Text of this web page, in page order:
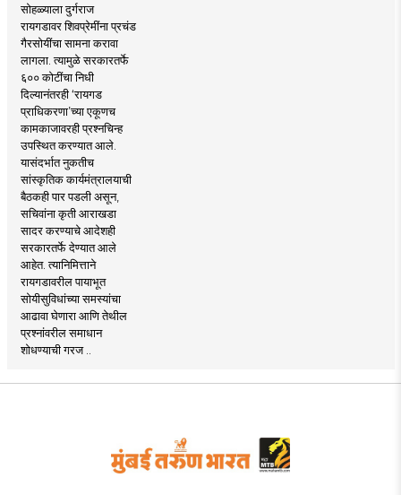
सोहळ्याला दुर्गराज
रायगडावर शिवप्रेमींना प्रचंड
गैरसोयींचा सामना करावा
लागला. त्यामुळे सरकारतर्फे
६०० कोटींचा निधी
दिल्यानंतरही ‘रायगड
प्राधिकरणा’च्या एकूणच
कामकाजावरही प्रश्नचिन्ह
उपस्थित करण्यात आले.
यासंदर्भात नुकतीच
सांस्कृतिक कार्यमंत्रालयाची
बैठकही पार पडली असून,
सचिवांना कृती आराखडा
सादर करण्याचे आदेशही
सरकारतर्फे देण्यात आले
आहेत. त्यानिमित्ताने
रायगडावरील पायाभूत
सोयीसुविधांच्या समस्यांचा
आढावा घेणारा आणि तेथील
प्रश्नांवरील समाधान
शोधण्याची गरज ..